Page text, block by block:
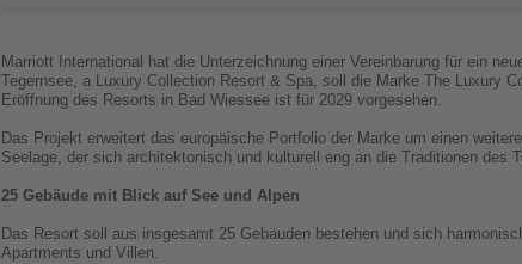
Marriott International hat die Unterzeichnung einer Vereinbarung für ein
Tegernsee, a Luxury Collection Resort & Spa, soll die Marke The Luxury
Eröffnung des Resorts in Bad Wiessee ist für 2029 vorgesehen.
Das Projekt erweitert das europäische Portfolio der Marke um einen
Seelage, der sich architektonisch und kulturell eng an die Traditionen des
25 Gebäude mit Blick auf See und Alpen
Das Resort soll aus insgesamt 25 Gebäuden bestehen und sich
Apartments und Villen.